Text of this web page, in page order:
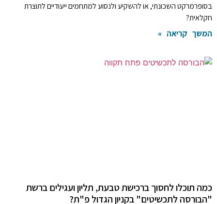
בסופרמרקט השכונתי, או להשקיע ולנסוע למתחמים ייעודיים לתוצרת
חקלאית?
המשך קריאה »
כמה תוכלו לחסוך ברכישת טבעת, תליון ועגילים ברשת
"הבורסה לתכשיטים" בקניון הגדול פ"ת?